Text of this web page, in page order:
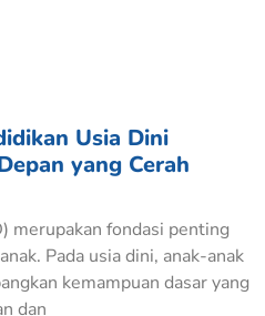
Usia Dini
yang Cerah
merupakan fondasi penting
Pada usia dini, anak-anak
kemampuan dasar yang
dan